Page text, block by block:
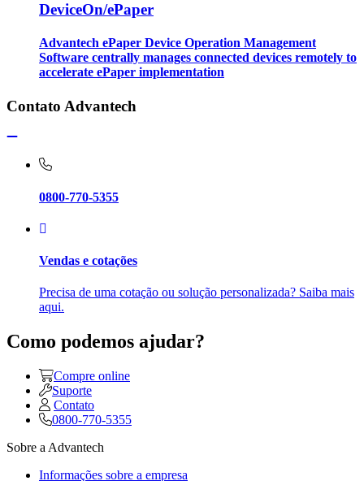
DeviceOn/ePaper
Advantech ePaper Device Operation Management
Software centrally manages connected devices remotely to
accelerate ePaper implementation
Contato Advantech
0800-770-5355
Vendas e cotações
Precisa de uma cotação ou solução personalizada? Saiba mais
aqui.
Como podemos ajudar?
Compre online
Suporte
Contato
0800-770-5355
Sobre a Advantech
Informações sobre a empresa